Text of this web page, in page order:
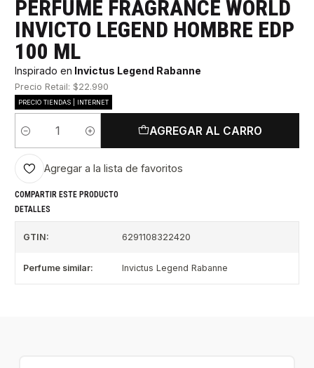
PERFUME FRAGRANCE WORLD
INVICTO LEGEND HOMBRE EDP
100 ML
Inspirado en Invictus Legend Rabanne
Precio Retail: $22.990
PRECIO TIENDAS | INTERNET
Cantidad
AGREGAR AL CARRO
Agregar a la lista de favoritos
COMPARTIR ESTE PRODUCTO
DETALLES
GTIN: 6291108322420
Perfume similar: Invictus Legend Rabanne